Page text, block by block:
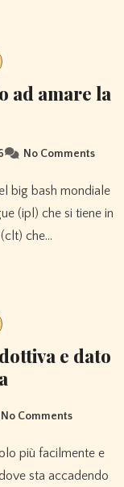
ad amare la
No Comments
(ipl) che si tiene in
che…
e dato
No Comments
sta accadendo